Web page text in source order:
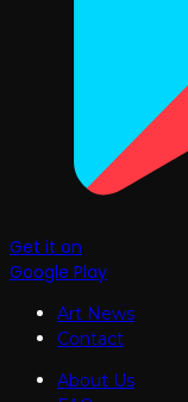
Get it on
Google Play
Art News
Contact
About Us